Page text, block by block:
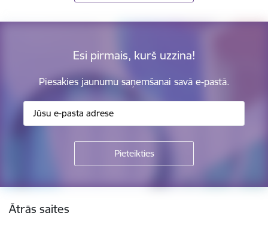
Esi pirmais, kurš uzzina!
Piesakies jaunumu saņemšanai savā e-pastā.
Kājene
Ātrās saites